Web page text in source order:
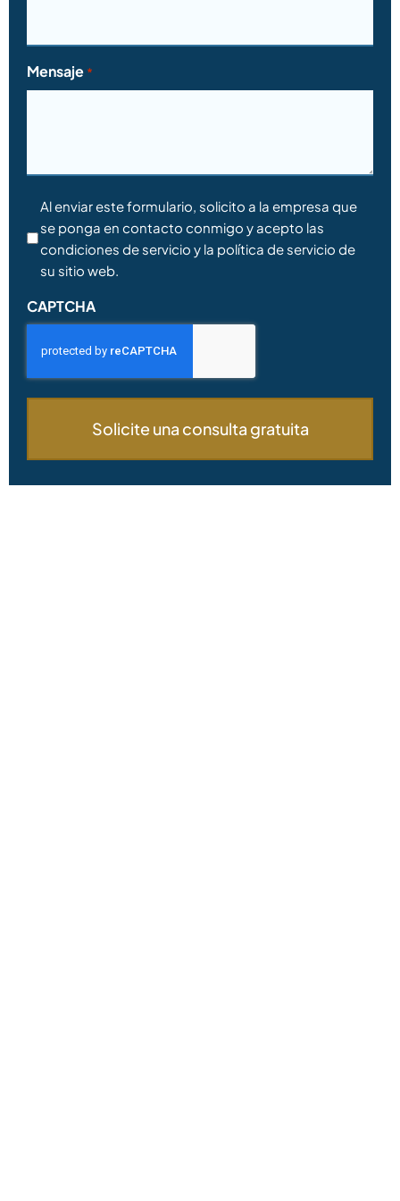
Mensaje *
Consentimiento
Al enviar este formulario, solicito a la empresa que
se ponga en contacto conmigo y acepto las
condiciones de servicio y la política de servicio de
su sitio web.
CAPTCHA